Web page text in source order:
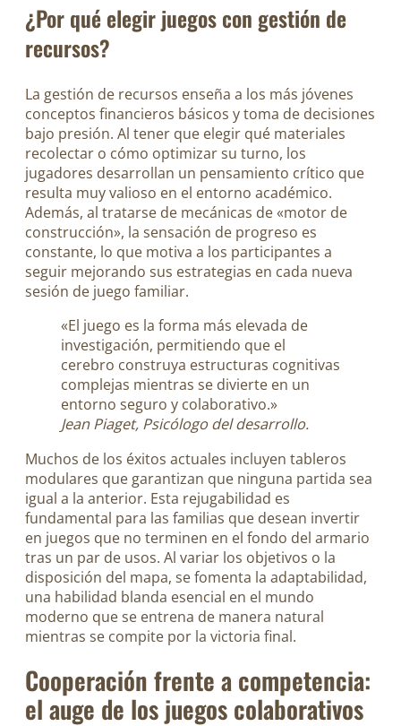
¿Por qué elegir juegos con gestión de
recursos?
La gestión de recursos enseña a los más jóvenes
conceptos financieros básicos y toma de decisiones
bajo presión. Al tener que elegir qué materiales
recolectar o cómo optimizar su turno, los
jugadores desarrollan un pensamiento crítico que
resulta muy valioso en el entorno académico.
Además, al tratarse de mecánicas de «motor de
construcción», la sensación de progreso es
constante, lo que motiva a los participantes a
seguir mejorando sus estrategias en cada nueva
sesión de juego familiar.
«El juego es la forma más elevada de
investigación, permitiendo que el
cerebro construya estructuras cognitivas
complejas mientras se divierte en un
entorno seguro y colaborativo.»
Jean Piaget, Psicólogo del desarrollo.
Muchos de los éxitos actuales incluyen tableros
modulares que garantizan que ninguna partida sea
igual a la anterior. Esta rejugabilidad es
fundamental para las familias que desean invertir
en juegos que no terminen en el fondo del armario
tras un par de usos. Al variar los objetivos o la
disposición del mapa, se fomenta la adaptabilidad,
una habilidad blanda esencial en el mundo
moderno que se entrena de manera natural
mientras se compite por la victoria final.
Cooperación frente a competencia:
el auge de los juegos colaborativos